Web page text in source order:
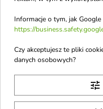
Jkosmec
włosów przesuszonych
oczyszcza, odświeża i
dotyku. Formuła o łagodnym,
lekko kwaśnym pH, z gliceryną,
ekstraktami roślinnymi,
codzienną pielęgnację włosów
15,67 €
Pokazano
Informacje o tym, jak
https://
Czy akceptujesz te pliki
danych osobowych?
tune